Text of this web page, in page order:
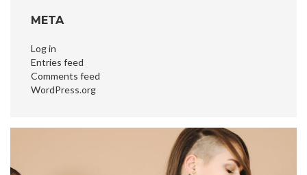
META
Log in
Entries feed
Comments feed
WordPress.org